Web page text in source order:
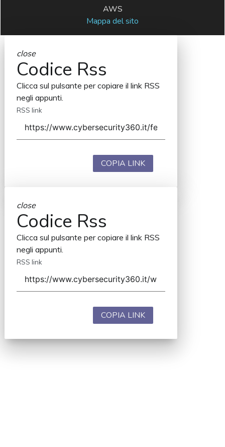
AWS
Mappa del sito
close
Codice Rss
Clicca sul pulsante per copiare il link RSS
negli appunti.
RSS link
COPIA LINK
close
Codice Rss
Clicca sul pulsante per copiare il link RSS
negli appunti.
RSS link
COPIA LINK